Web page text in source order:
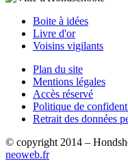
Boite à idées
Livre d'or
Voisins vigilants
Plan du site
Mentions légales
Accès réservé
Politique de
Retrait des données
© copyright 2014 –
neoweb.fr